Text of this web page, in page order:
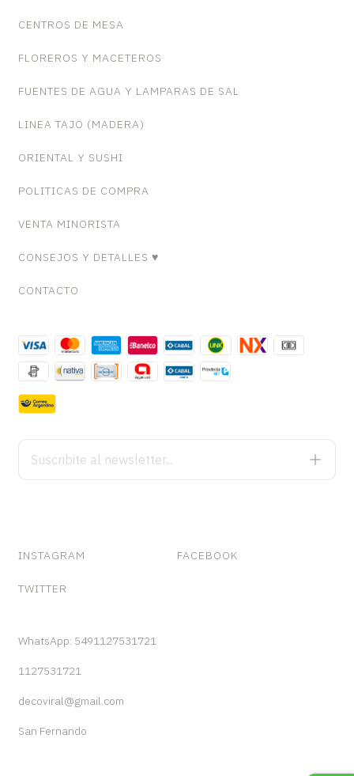
CENTROS DE MESA
FLOREROS Y MACETEROS
FUENTES DE AGUA Y LAMPARAS DE SAL
LINEA TAJO (MADERA)
ORIENTAL Y SUSHI
POLITICAS DE COMPRA
VENTA MINORISTA
CONSEJOS Y DETALLES ♥
CONTACTO
INSTAGRAM FACEBOOK
TWITTER
WhatsApp: 5491127531721
1127531721
decoviral@gmail.com
San Fernando